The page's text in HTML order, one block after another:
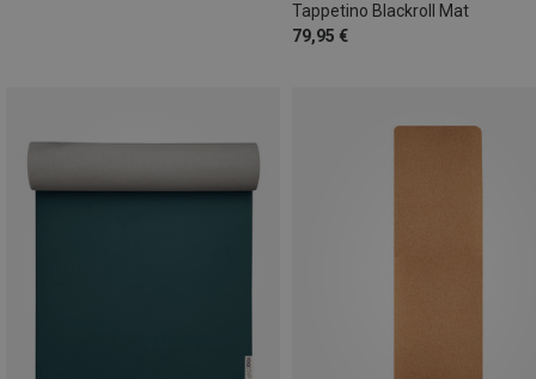
Tappetino Blackroll Mat
79,95 €